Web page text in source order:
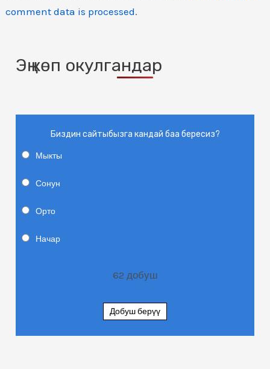
comment data is processed.
Эң көп окулгандар
Биздин сайтыбызга кандай баа бересиз?
Мыкты
Сонун
Орто
Начар
62 добуш
Добуш берүү